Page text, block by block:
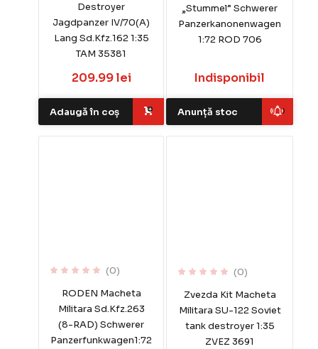
Destroyer
Jagdpanzer IV/70(A)
Lang Sd.Kfz.162 1:35
TAM 35381
209.99 lei
Adaugă în coș
„Stummel” Schwerer
Panzerkanonenwagen
1:72 ROD 706
Indisponibil
Anunță stoc
(0)
RODEN Macheta
Militara Sd.Kfz.263
(8-RAD) Schwerer
Panzerfunkwagen1:72
(0)
Zvezda Kit Macheta
Militara SU-122 Soviet
tank destroyer 1:35
ZVEZ 3691